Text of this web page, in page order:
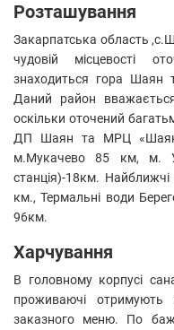
Розташування
Закарпатська область
чудовій місцевості
знаходиться гора Шаян
Даний район
оскільки оточений
ДП Шаян та МРЦ
м.Мукачево 85 км, м.
станція)-18км.
км., Термальні води
96км.
Харчування
В головному корпусі
проживаючі отримують
заказного меню. По